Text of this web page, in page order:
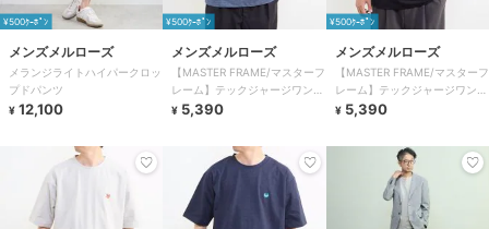
¥500ｸｰﾎﾟﾝ
メンズメルローズ
メランジライトハイパークロッ
プドパンツ
¥ 12,100
¥500ｸｰﾎﾟﾝ
メンズメルローズ
【MASTER FRAME/マスターフ
レーム】テックジャージワンポ
イントロゴTシャツ
¥ 5,390
¥500ｸｰﾎﾟﾝ
メンズメルローズ
【MASTER FRAME/マスターフ
レーム】テックジャージワンポ
イントロゴTシャツ
¥ 5,390